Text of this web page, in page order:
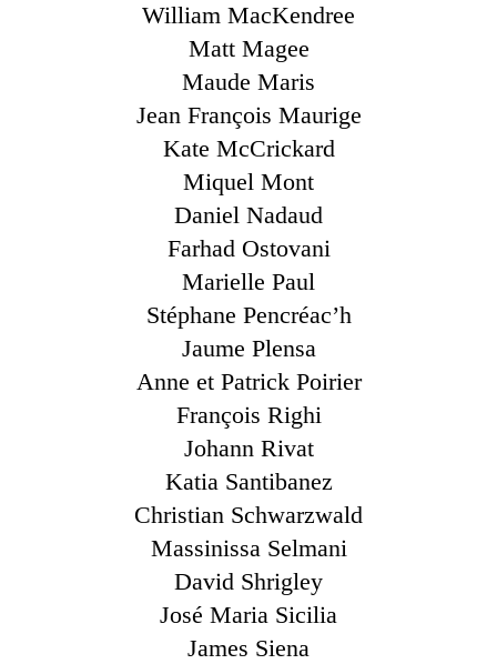
William MacKendree
Matt Magee
Maude Maris
Jean François Maurige
Kate McCrickard
Miquel Mont
Daniel Nadaud
Farhad Ostovani
Marielle Paul
Stéphane Pencréac’h
Jaume Plensa
Anne et Patrick Poirier
François Righi
Johann Rivat
Katia Santibanez
Christian Schwarzwald
Massinissa Selmani
David Shrigley
José Maria Sicilia
James Siena